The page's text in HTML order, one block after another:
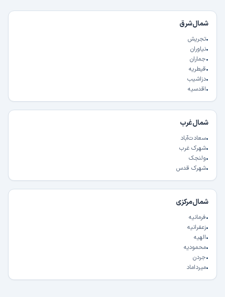
شمال‌شرق
•تجریش
•نیاوران
•جماران
•قیطریه
•دزاشیب
•اقدسیه
شمال‌غرب
•سعادت‌آباد
•شهرک غرب
•ولنجک
•شهرک قدس
شمال‌مرکزی
•فرمانیه
•زعفرانیه
•الهیه
•محمودیه
•جردن
•میرداماد